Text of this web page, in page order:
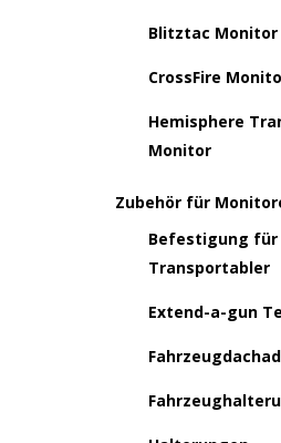
Blitztac Monitor
CrossFire
Hemisphere
Monitor
Zubehör für
Befestigung für
Transportabler
Extend-a-gun